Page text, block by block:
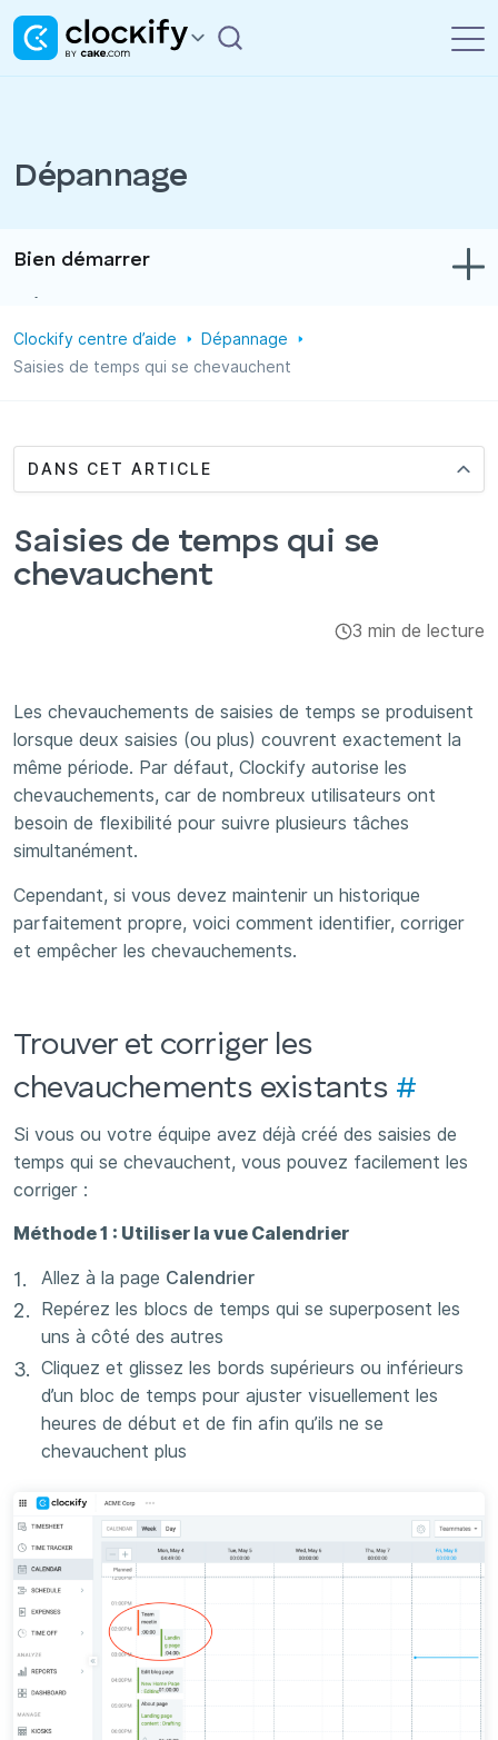
Dépannage
Intégrations et modules complémentaires
Bien démarrer
Suivi du temps et des dépenses
Projets
Administration
Applis
Clockify centre d’aide
Dépannage
Saisies de temps qui se chevauchent
DANS CET ARTICLE
Saisies de temps qui se
chevauchent
3 min de lecture
Les chevauchements de saisies de temps se produisent
lorsque deux saisies (ou plus) couvrent exactement la
même période. Par défaut, Clockify autorise les
chevauchements, car de nombreux utilisateurs ont
besoin de flexibilité pour suivre plusieurs tâches
simultanément.
Cependant, si vous devez maintenir un historique
parfaitement propre, voici comment identifier, corriger
et empêcher les chevauchements.
Trouver et corriger les
chevauchements existants #
Si vous ou votre équipe avez déjà créé des saisies de
temps qui se chevauchent, vous pouvez facilement les
corriger :
Méthode 1 : Utiliser la vue Calendrier
Allez à la page Calendrier
Repérez les blocs de temps qui se superposent les
uns à côté des autres
Cliquez et glissez les bords supérieurs ou inférieurs
d’un bloc de temps pour ajuster visuellement les
heures de début et de fin afin qu’ils ne se
chevauchent plus